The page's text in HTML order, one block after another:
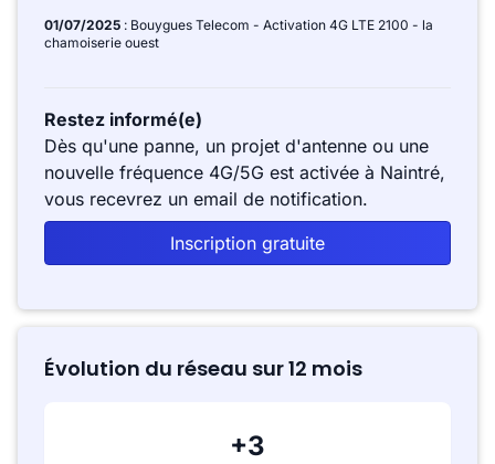
01/07/2025 : Bouygues Telecom - Activation 4G LTE 2100 - la
chamoiserie ouest
Restez informé(e)
Dès qu'une panne, un projet d'antenne ou une
nouvelle fréquence 4G/5G est activée à Naintré,
vous recevrez un email de notification.
Inscription gratuite
Évolution du réseau sur 12 mois
+3